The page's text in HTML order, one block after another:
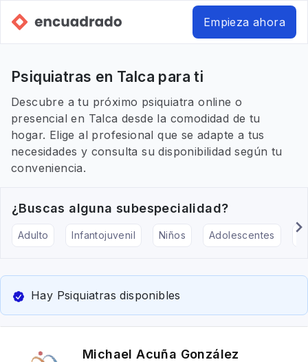
Empieza ahora
Psiquiatras en Talca para ti
Descubre a tu próximo psiquiatra online o
presencial en Talca desde la comodidad de tu
hogar. Elige al profesional que se adapte a tus
necesidades y consulta su disponibilidad según tu
conveniencia.
¿Buscas alguna subespecialidad?
Adulto Infantojuvenil Niños Adolescentes
Hay Psiquiatras disponibles
Michael Acuña González